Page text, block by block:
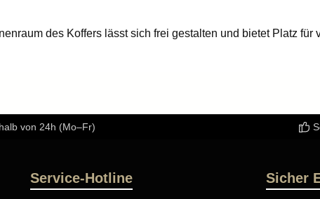
des Koffers lässt sich frei gestalten und bietet Platz für
von 24h (Mo–Fr)
Service-Hotline Sicher